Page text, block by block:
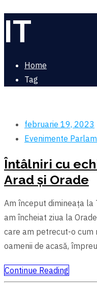
IT
Home
Tag
februarie 19, 2023
Evenimente
Întâlniri cu
Arad și Orade
Am început dimineața la
am încheiat ziua la
care am petrecut-o cum
oamenii de acasă,
Continue Reading